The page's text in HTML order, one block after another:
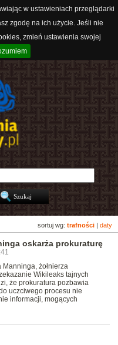
w ustawieniach przeglądarki
zgodę na ich użycie. Jeśli nie
zmień ustawienia swojej
sortuj wg: trafności daty
oskarża prokuraturę
żołnierza
Wikileaks tajnych
że prokuratura pozbawia
uczciwego procesu nie
informacji, mogących